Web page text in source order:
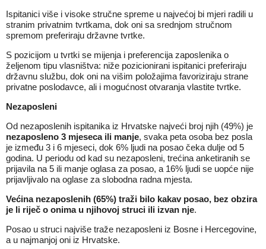
Ispitanici više i visoke stručne spreme u najvećoj bi mjeri radili u
stranim privatnim tvrtkama, dok oni sa srednjom stručnom
spremom preferiraju državne tvrtke.
S pozicijom u tvrtki se mijenja i preferencija zaposlenika o
željenom tipu vlasništva: niže pozicionirani ispitanici preferiraju
državnu službu, dok oni na višim položajima favoriziraju strane
privatne poslodavce, ali i mogućnost otvaranja vlastite tvrtke.
Nezaposleni
Od nezaposlenih ispitanika iz Hrvatske najveći broj njih (49%) je
nezaposleno 3 mjeseca ili manje, svaka peta osoba bez posla
je između 3 i 6 mjeseci, dok 6% ljudi na posao čeka dulje od 5
godina. U periodu od kad su nezaposleni, trećina anketiranih se
prijavila na 5 ili manje oglasa za posao, a 16% ljudi se uopće nije
prijavljivalo na oglase za slobodna radna mjesta.
Većina nezaposlenih (65%) traži bilo kakav posao, bez obzira
je li riječ o onima u njihovoj struci ili izvan nje.
Posao u struci najviše traže nezaposleni iz Bosne i Hercegovine,
a u najmanjoj oni iz Hrvatske.